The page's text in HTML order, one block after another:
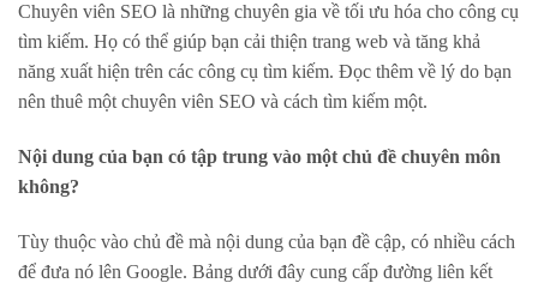
Chuyên viên SEO là những chuyên gia về tối ưu hóa cho công cụ
tìm kiếm. Họ có thể giúp bạn cải thiện trang web và tăng khả
năng xuất hiện trên các công cụ tìm kiếm. Đọc thêm về lý do bạn
nên thuê một chuyên viên SEO và cách tìm kiếm một.
Nội dung của bạn có tập trung vào một chủ đề chuyên môn
không?
Tùy thuộc vào chủ đề mà nội dung của bạn đề cập, có nhiều cách
để đưa nó lên Google. Bảng dưới đây cung cấp đường liên kết